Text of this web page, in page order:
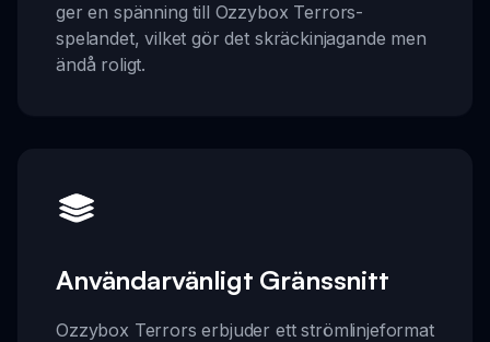
ger en spänning till Ozzybox Terrors-
spelandet, vilket gör det skräckinjagande men
ändå roligt.
Användarvänligt Gränssnitt
Ozzybox Terrors erbjuder ett strömlinjeformat